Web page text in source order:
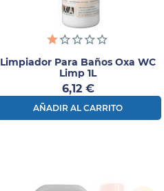
Limpiador Para Baños Oxa WC
Limp 1L
Precio
6,12 €
AÑADIR AL CARRITO